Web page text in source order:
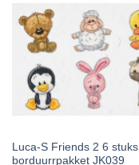
Luca-S Friends 2 6 stuks
borduurrpakket JK039